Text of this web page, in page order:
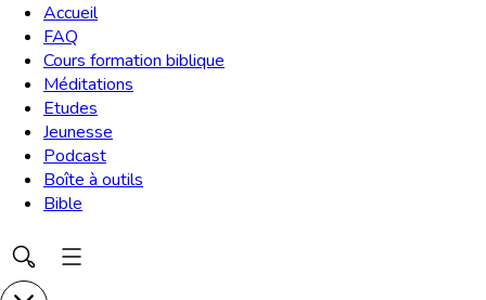
Accueil
FAQ
Cours formation biblique
Méditations
Etudes
Jeunesse
Podcast
Boîte à outils
Bible